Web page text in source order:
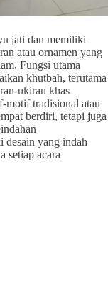
jati dan memiliki
atau ornamen yang
Fungsi utama
khutbah, terutama
ukiran khas
motif tradisional atau
berdiri, tetapi juga
desain yang indah
setiap acara